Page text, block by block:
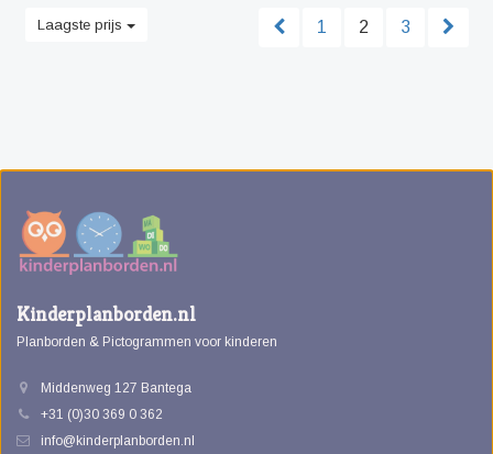
Laagste prijs 1 2 3
Kinderplanborden.nl
Planborden & Pictogrammen voor kinderen
Middenweg 127 Bantega
+31 (0)30 369 0 362
info@kinderplanborden.nl